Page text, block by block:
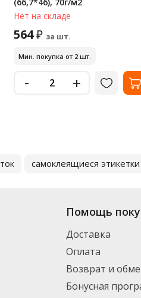
Нет на складе
564₽ за шт.
Мин. покупка от 2 шт.
- +
самоклеящиеся
Помощь
Доставка
Оплата
Возврат и
Бонусная